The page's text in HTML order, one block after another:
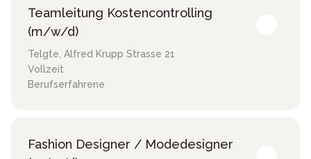
Teamleitung Kostencontrolling
(m/w/d)
Telgte, Alfred Krupp Strasse 21
Vollzeit
Berufserfahrene
Fashion Designer / Modedesigner